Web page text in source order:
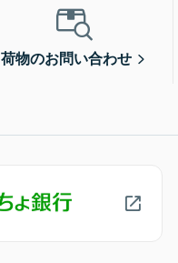
荷物のお問い合わせ